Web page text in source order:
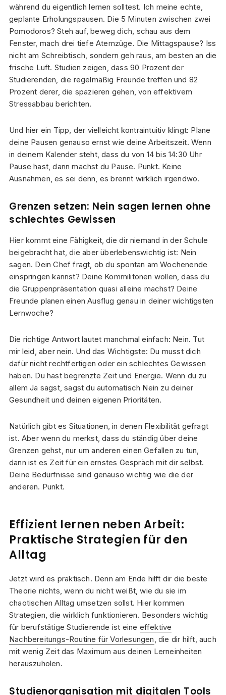
während du eigentlich lernen solltest. Ich meine echte,
geplante Erholungspausen. Die 5 Minuten zwischen zwei
Pomodoros? Steh auf, beweg dich, schau aus dem
Fenster, mach drei tiefe Atemzüge. Die Mittagspause? Iss
nicht am Schreibtisch, sondern geh raus, am besten an die
frische Luft. Studien zeigen, dass 90 Prozent der
Studierenden, die regelmäßig Freunde treffen und 82
Prozent derer, die spazieren gehen, von effektivem
Stressabbau berichten.
Und hier ein Tipp, der vielleicht kontraintuitiv klingt: Plane
deine Pausen genauso ernst wie deine Arbeitszeit. Wenn
in deinem Kalender steht, dass du von 14 bis 14:30 Uhr
Pause hast, dann machst du Pause. Punkt. Keine
Ausnahmen, es sei denn, es brennt wirklich irgendwo.
Grenzen setzen: Nein sagen lernen ohne
schlechtes Gewissen
Hier kommt eine Fähigkeit, die dir niemand in der Schule
beigebracht hat, die aber überlebenswichtig ist: Nein
sagen. Dein Chef fragt, ob du spontan am Wochenende
einspringen kannst? Deine Kommilitonen wollen, dass du
die Gruppenpräsentation quasi alleine machst? Deine
Freunde planen einen Ausflug genau in deiner wichtigsten
Lernwoche?
Die richtige Antwort lautet manchmal einfach: Nein. Tut
mir leid, aber nein. Und das Wichtigste: Du musst dich
dafür nicht rechtfertigen oder ein schlechtes Gewissen
haben. Du hast begrenzte Zeit und Energie. Wenn du zu
allem Ja sagst, sagst du automatisch Nein zu deiner
Gesundheit und deinen eigenen Prioritäten.
Natürlich gibt es Situationen, in denen Flexibilität gefragt
ist. Aber wenn du merkst, dass du ständig über deine
Grenzen gehst, nur um anderen einen Gefallen zu tun,
dann ist es Zeit für ein ernstes Gespräch mit dir selbst.
Deine Bedürfnisse sind genauso wichtig wie die der
anderen. Punkt.
Effizient lernen neben Arbeit:
Praktische Strategien für den
Alltag
Jetzt wird es praktisch. Denn am Ende hilft dir die beste
Theorie nichts, wenn du nicht weißt, wie du sie im
chaotischen Alltag umsetzen sollst. Hier kommen
Strategien, die wirklich funktionieren. Besonders wichtig
für berufstätige Studierende ist eine effektive
Nachbereitungs-Routine für Vorlesungen, die dir hilft, auch
mit wenig Zeit das Maximum aus deinen Lerneinheiten
herauszuholen.
Studienorganisation mit digitalen Tools